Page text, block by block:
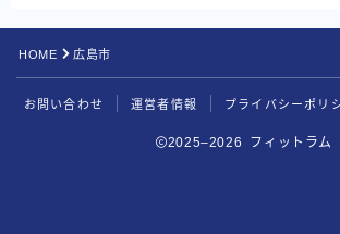
HOME 広島市
お問い合わせ 運営者情報 プライバシーポリ
2025–2026 フィットラム